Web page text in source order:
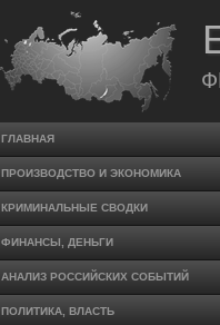
ГЛАВНАЯ
ПРОИЗВΟДСТВО И ЭКОНОМИКА
КРИМИНАЛЬНЫЕ СВОДКИ
ФИНАНСЫ, ДЕНЬГИ
АНАЛИЗ РОССИЙСКИХ СОБЫТИЙ
ПОЛИТИКА, ВЛАСТЬ